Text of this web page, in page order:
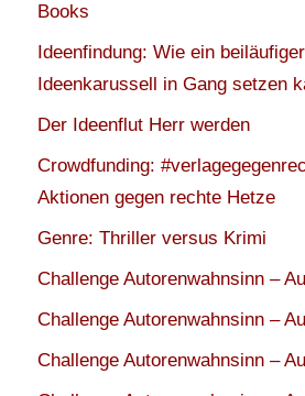
Books
Ideenfindung: Wie ein
Ideenkarussell in Gang setzen
Der Ideenflut Herr werden
Crowdfunding:
Aktionen gegen rechte Hetze
Genre: Thriller versus Krimi
Challenge Autorenwahnsinn –
Challenge Autorenwahnsinn –
Challenge Autorenwahnsinn –